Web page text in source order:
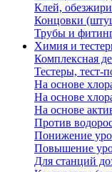
Клей,
Концовки
Трубы и
Химия и
Комплексная
Тестеры, тест-
На основе
На основе
На основе
Против
Понижение
Повышение
Для станций